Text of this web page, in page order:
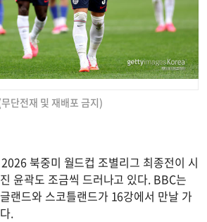
전재 및 재배포 금지)
북중미 월드컵 조별리그 최종전이 시
윤곽도 조금씩 드러나고 있다. BBC는
랜드와 스코틀랜드가 16강에서 만날 가
.